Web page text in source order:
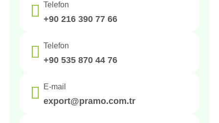
Telefon
+90 216 390 77 66
Telefon
+90 535 870 44 76
E-mail
export@pramo.com.tr